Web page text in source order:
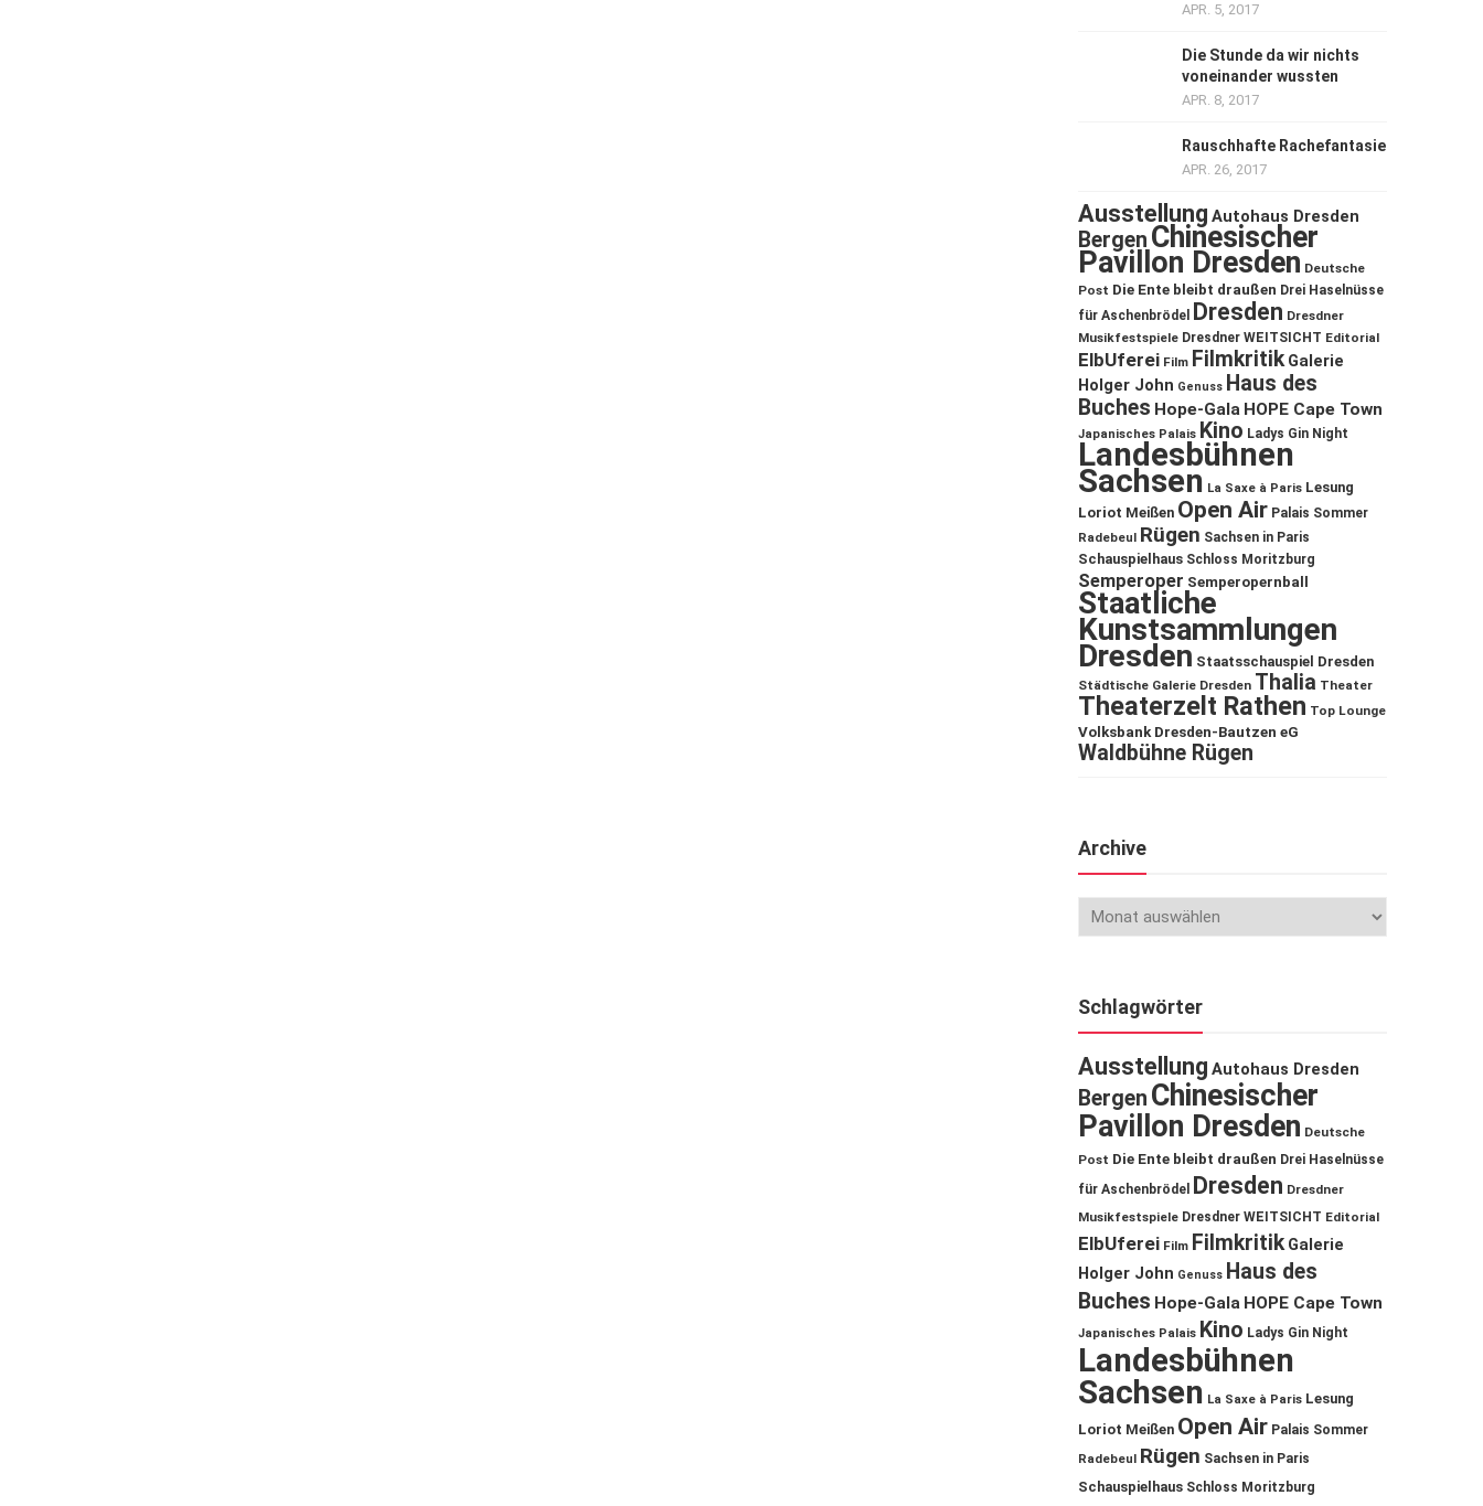
APR. 5, 2017
Die Stunde da wir nichts
voneinander wussten
APR. 8, 2017
Rauschhafte Rachefantasie
APR. 26, 2017
Ausstellung Autohaus Dresden
Bergen Chinesischer
Pavillon Dresden Deutsche
Post Die Ente bleibt draußen Drei Haselnüsse
für Aschenbrödel
Dresden Dresdner
Musikfestspiele Dresdner WEITSICHT Editorial
ElbUferei Film Filmkritik Galerie
Holger John Genuss Haus des
Buches Hope-Gala HOPE Cape Town
Japanisches Palais Kino Ladys Gin Night
Landesbühnen
Sachsen La Saxe à Paris Lesung
Loriot Meißen Open Air Palais Sommer
Radebeul Rügen Sachsen in Paris
Schauspielhaus Schloss Moritzburg
Semperoper Semperopernball
Staatliche
Kunstsammlungen
Dresden Staatsschauspiel Dresden
Städtische Galerie Dresden Thalia Theater
Theaterzelt Rathen Top Lounge
Volksbank Dresden-Bautzen eG
Waldbühne Rügen
Archive
Schlagwörter
Ausstellung Autohaus Dresden
Bergen Chinesischer
Pavillon Dresden Deutsche
Post Die Ente bleibt draußen Drei Haselnüsse
für Aschenbrödel
Dresden Dresdner
Musikfestspiele Dresdner WEITSICHT Editorial
ElbUferei Film Filmkritik Galerie
Holger John Genuss Haus des
Buches Hope-Gala HOPE Cape Town
Japanisches Palais Kino Ladys Gin Night
Landesbühnen
Sachsen La Saxe à Paris Lesung
Loriot Meißen Open Air Palais Sommer
Radebeul Rügen Sachsen in Paris
Schauspielhaus Schloss Moritzburg